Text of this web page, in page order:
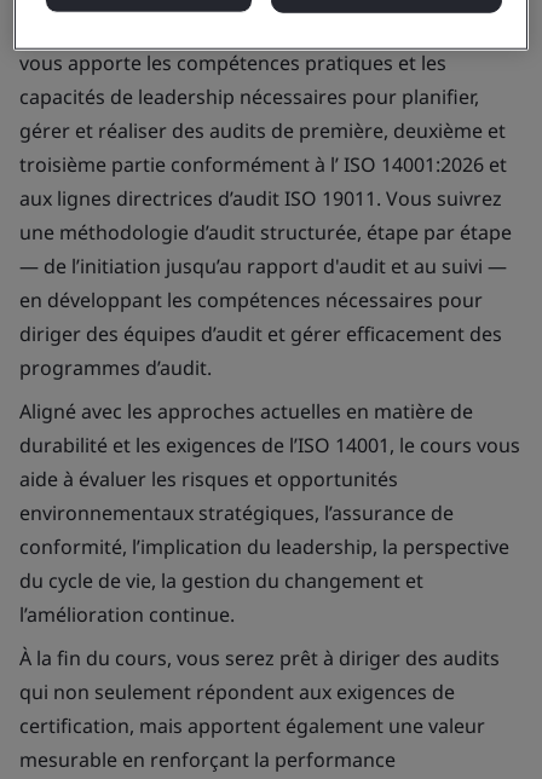
vous apporte les compétences pratiques et les
capacités de leadership nécessaires pour planifier,
gérer et réaliser des audits de première, deuxième et
troisième partie conformément à l’ ISO 14001:2026 et
aux lignes directrices d’audit ISO 19011. Vous suivrez
une méthodologie d’audit structurée, étape par étape
— de l’initiation jusqu’au rapport d'audit et au suivi —
en développant les compétences nécessaires pour
diriger des équipes d’audit et gérer efficacement des
programmes d’audit.
Aligné avec les approches actuelles en matière de
durabilité et les exigences de l’ISO 14001, le cours vous
aide à évaluer les risques et opportunités
environnementaux stratégiques, l’assurance de
conformité, l’implication du leadership, la perspective
du cycle de vie, la gestion du changement et
l’amélioration continue.
À la fin du cours, vous serez prêt à diriger des audits
qui non seulement répondent aux exigences de
certification, mais apportent également une valeur
mesurable en renforçant la performance